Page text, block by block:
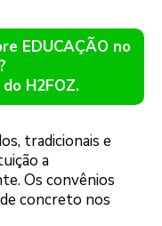
EDUCAÇÃO no
H2FOZ.
tradicionais e
a
Os convênios
concreto nos